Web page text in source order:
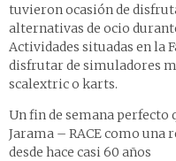
tuvieron ocasión de
alternativas de ocio
Actividades situadas en la
disfrutar de simuladores
scalextric o karts.
Un fin de semana perfecto
Jarama – RACE como
desde hace casi 60 años